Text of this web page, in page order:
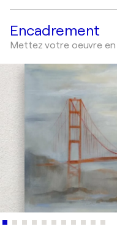
Encadrement
Mettez votre oeuvre en